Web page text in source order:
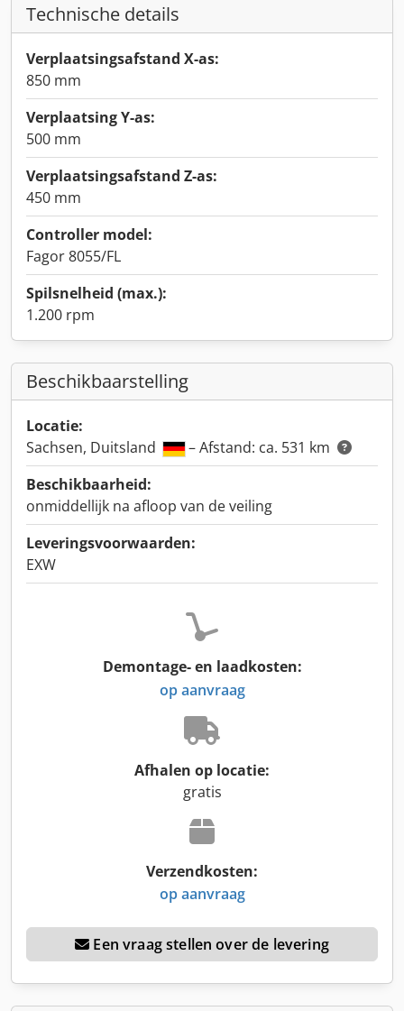
Technische details
Verplaatsingsafstand X-as:
850 mm
Verplaatsing Y-as:
500 mm
Verplaatsingsafstand Z-as:
450 mm
Controller model:
Fagor 8055/FL
Spilsnelheid (max.):
1.200 rpm
Beschikbaarstelling
Locatie:
Sachsen, Duitsland
– Afstand: ca. 531 km
Beschikbaarheid:
onmiddellijk na afloop van de veiling
Leveringsvoorwaarden:
EXW
Demontage- en laadkosten:
op aanvraag
Afhalen op locatie:
gratis
Verzendkosten:
op aanvraag
Een vraag stellen over de levering